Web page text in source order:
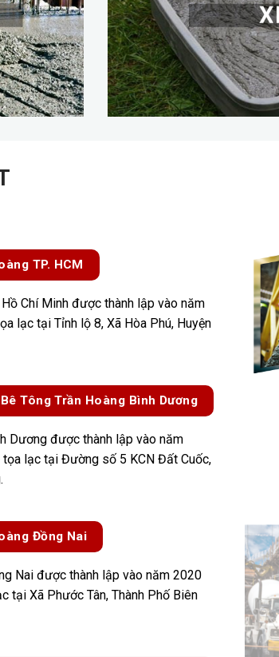
TP. HCM
Chí Minh được thành lập vào năm
lạc tại Tỉnh lộ 8, Xã Hòa Phú, Huyện
Tông Trần Hoàng Bình Dương
Dương được thành lập vào năm
lạc tại Đường số 5 KCN Đất Cuốc,
Đồng Nai
Nai được thành lập vào năm 2020
tại Xã Phước Tân, Thành Phố Biên